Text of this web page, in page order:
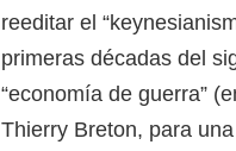
reeditar el
primeras décadas del
“economía de guerra”
Thierry Breton, para